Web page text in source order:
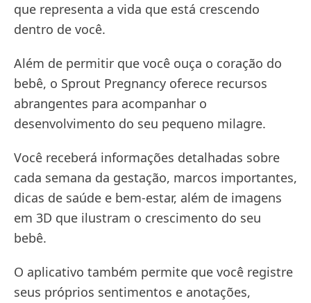
que representa a vida que está crescendo
dentro de você.
Além de permitir que você ouça o coração do
bebê, o Sprout Pregnancy oferece recursos
abrangentes para acompanhar o
desenvolvimento do seu pequeno milagre.
Você receberá informações detalhadas sobre
cada semana da gestação, marcos importantes,
dicas de saúde e bem-estar, além de imagens
em 3D que ilustram o crescimento do seu
bebê.
O aplicativo também permite que você registre
seus próprios sentimentos e anotações,